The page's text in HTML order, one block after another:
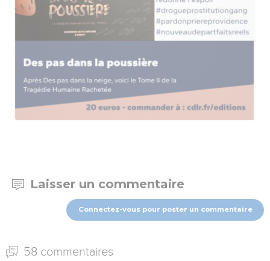
Laisser un commentaire
Connectez-vous pour poster un commentaire
58 commentaires